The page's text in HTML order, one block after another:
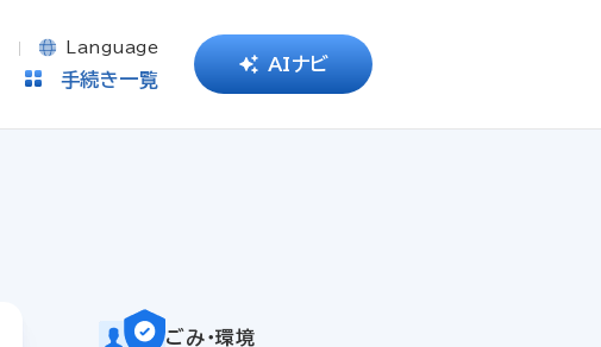
Language
手続き一覧
AIナビ
ごみ・環境